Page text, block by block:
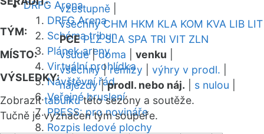
DRFG Arena
DRFG Arena
Schéma tribun
Plánek areny
Virtuální prohlídka
Návštěvní řád
Veřejné bruslení
PRESS: pro novináře
Rozpis ledové plochy
vzestupně
TÝM:
všechny CHM HKM KLA KOM KVA LIB LIT
PCE PLZ SLA SPA TRI VIT ZLN
MÍSTO:
všude|doma venku
VÝSLEDKY:
všechny|remízy výhry v prodl.
nájezdy|prodl. nebo náj. s nulou
Zobrazittabulkutéto sezóny a soutěže.
Tučně je vyznačen tým soupeře.